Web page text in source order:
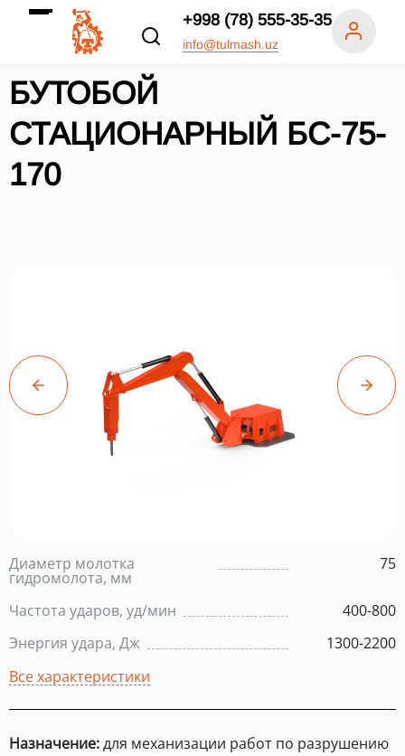
+998 (78) 555-35-35
info@tulmash.uz
БУТОБОЙ
СТАЦИОНАРНЫЙ БС-75-
170
Диаметр молотка
гидромолота, мм
75
Частота ударов, уд/мин
400-800
Энергия удара, Дж
1300-2200
Все характеристики
Назначение:для механизации работ по разрушению